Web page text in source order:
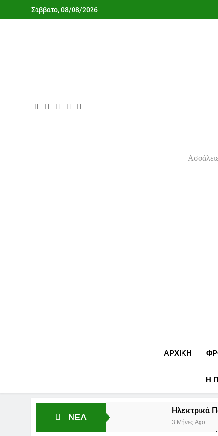
Σάββατο, 08/08/2026
ΑΡΧΙΚΉ
Η
ΝΕΑ
Ηλεκτρικά
3 Μήνες Ago